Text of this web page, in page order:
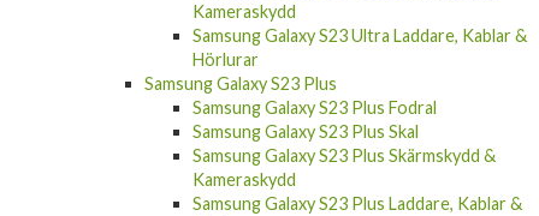
Kameraskydd
Samsung Galaxy S23 Ultra Laddare, Kablar &
Hörlurar
Samsung Galaxy S23 Plus
Samsung Galaxy S23 Plus Fodral
Samsung Galaxy S23 Plus Skal
Samsung Galaxy S23 Plus Skärmskydd &
Kameraskydd
Samsung Galaxy S23 Plus Laddare, Kablar &